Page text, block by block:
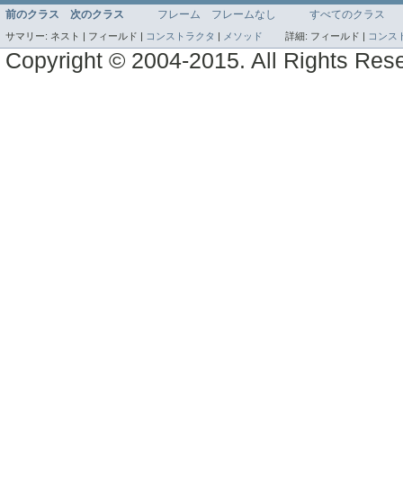
前のクラス 次のクラス フレーム フレームなし すべてのクラス
サマリー: ネスト | フィールド | コンストラクタ メソッド 詳細: フィールド | コンス
Copyright © 2004-2015. All Rights